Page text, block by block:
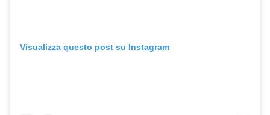
Visualizza questo post su Instagram